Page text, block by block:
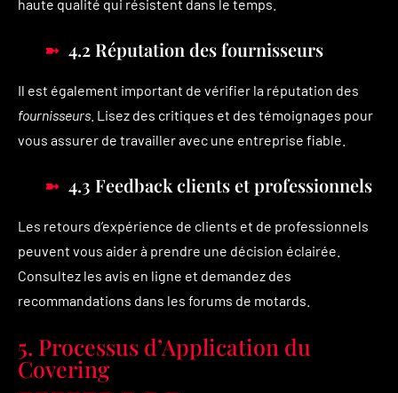
haute qualité qui résistent dans le temps.
4.2 Réputation des fournisseurs
Il est également important de vérifier la réputation des
fournisseurs . Lisez des critiques et des témoignages pour
vous assurer de travailler avec une entreprise fiable.
4.3 Feedback clients et professionnels
Les retours d’expérience de clients et de professionnels
peuvent vous aider à prendre une décision éclairée.
Consultez les avis en ligne et demandez des
recommandations dans les forums de motards.
5. Processus d’Application du
Covering